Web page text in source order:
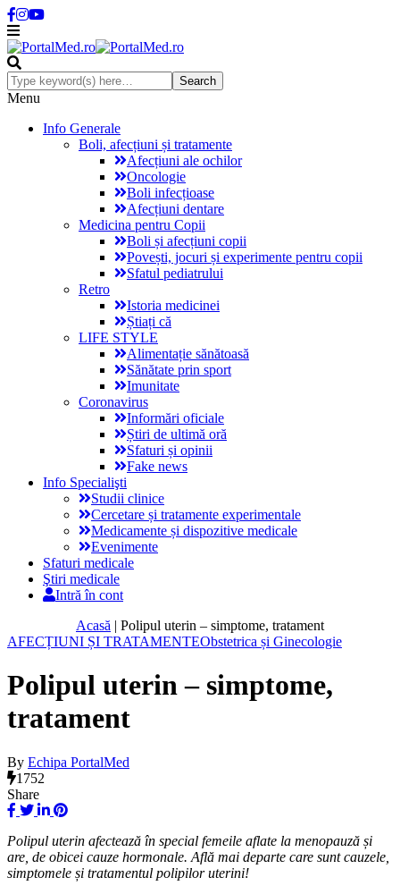
Menu
Info Generale
Boli, afecțiuni și tratamente
Afecțiuni ale ochilor
Oncologie
Boli infecțioase
Afecțiuni dentare
Medicina pentru Copii
Boli și afecțiuni copii
Povești, jocuri și experimente pentru copii
Sfatul pediatrului
Retro
Istoria medicinei
Știați că
LIFE STYLE
Alimentație sănătoasă
Sănătate prin sport
Imunitate
Coronavirus
Informări oficiale
Știri de ultimă oră
Sfaturi și opinii
Fake news
Info Specialişti
Studii clinice
Cercetare și tratamente experimentale
Medicamente și dispozitive medicale
Evenimente
Sfaturi medicale
Ştiri medicale
Intră în cont
Acasă | Polipul uterin – simptome, tratament
AFECȚIUNI ȘI TRATAMENTEObstetrica și Ginecologie
Polipul uterin – simptome,
tratament
By Echipa PortalMed
1752
Share
Polipul uterin afectează în special femeile aflate la menopauză și
are, de obicei cauze hormonale. Află mai departe care sunt cauzele,
simptomele și tratamentul polipilor uterini!